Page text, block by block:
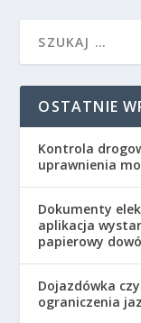
OSTATNIE
Kontrola
uprawnienia
Dokumenty
aplikacja
papierowy
Dojazdówka
ograniczenia